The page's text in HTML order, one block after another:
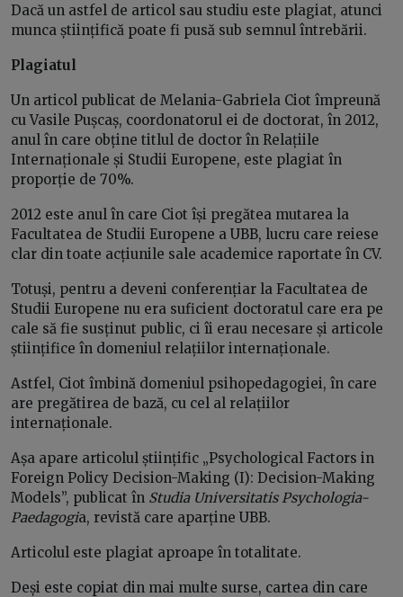
Dacă un astfel de articol sau studiu este plagiat, atunci
munca științifică poate fi pusă sub semnul întrebării.
Plagiatul
Un articol publicat de Melania-Gabriela Ciot împreună
cu Vasile Pușcaș, coordonatorul ei de doctorat, în 2012,
anul în care obține titlul de doctor în Relațiile
Internaționale și Studii Europene, este plagiat în
proporție de 70%.
2012 este anul în care Ciot își pregătea mutarea la
Facultatea de Studii Europene a UBB, lucru care reiese
clar din toate acțiunile sale academice raportate în CV.
Totuși, pentru a deveni conferențiar la Facultatea de
Studii Europene nu era suficient doctoratul care era pe
cale să fie susținut public, ci îi erau necesare și articole
științifice în domeniul relațiilor internaționale.
Astfel, Ciot îmbină domeniul psihopedagogiei, în care
are pregătirea de bază, cu cel al relațiilor
internaționale.
Așa apare articolul științific „Psychological Factors in
Foreign Policy Decision-Making (I): Decision-Making
Models”, publicat în Studia Universitatis Psychologia-
Paedagogia, revistă care aparține UBB.
Articolul este plagiat aproape în totalitate.
Deși este copiat din mai multe surse, cartea din care